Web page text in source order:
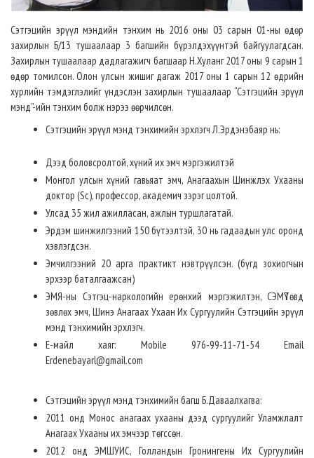
Сэтгэцийн эрүүл мэндийн тэнхим нь 2016 оны 03 сарын 01-ны өдөр
захирлын Б/13 тушаалаар 3 багшийн бүрэлдэхүүнтэй байгуулагдсан.
Захирлын тушаалаар дадлагажигч багшаар Н.Хуланг 2017 оны 9 сарын 1
өдөр томилсон. Олон улсын жишиг дагаж 2017 оны 1 сарын 12 өдрийн
хурлийн тэмдэглэлийг үндэслэн захирлын тушаалаар “Сэтгэцийн эрүүл
мэнд”-ийн тэнхим болж нэрээ өөрчилсөн.
Сэтгэцийн эрүүл мэнд тэнхимийн эрхлэгч Л.Эрдэнэбаяр нь:
Дээд боловсролтой, хүний их эмч мэргэжилтэй
Монгол улсын хүний гавьяат эмч, Анагаахын Шинжлэх Ухааны
доктор (Sс), профессор, академич зэрэг цолтой.
Улсад 35 жил ажилласан, ажлын туршлагатай.
Эрдэм шинжилгээний 150 бүтээлтэй, 30 нь гадаадын улс оронд
хэвлэгдсэн.
Эмчилгээний 20 арга практикт нэвтрүүлсэн. (бүгд зохиогчын
эрхээр баталгаажсан)
ЭМЯ-ны Сэтгэц-наркологийн ерөнхий мэргэжилтэн, СЭМҮТөвд
зөвлөх эмч, Шинэ Анагаах Ухаан Их Сургуулийн Сэтгэцийн эрүүл
мэнд тэнхимийн эрхлэгч.
E-майл хаяг: Mobile 976-99-11-71-54 Email
Erdenebayarl@gmail.com
Сэтгэцийн эрүүл мэнд тэнхимийн багш Б.Даваалхагва:
2011 онд Монос анагаах ухааны дээд сургуулийг Уламжлалт
Анагаах Ухааны их эмчээр төгссөн.
2012 онд ЭМШУИС, Голландын Гронингены Их Сургуулийн